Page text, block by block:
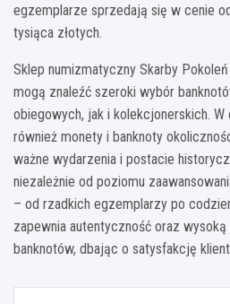
egzemplarze sprzedają się w cenie
tysiąca złotych.
Sklep numizmatyczny Skarby
mogą znaleźć szeroki wybór
obiegowych, jak i kolekcjonerskich.
również monety i banknoty
ważne wydarzenia i postacie
niezależnie od poziomu
– od rzadkich egzemplarzy po
zapewnia autentyczność oraz
banknotów, dbając o satysfakcję